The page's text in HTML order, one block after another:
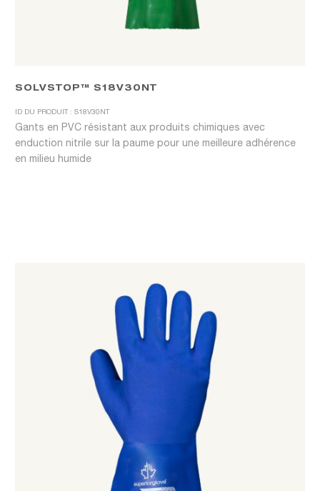
SOLVSTOP™ S18V30NT
ID DU PRODUIT : S18V30NT
Gants en PVC résistant aux produits chimiques avec
enduction nitrile sur la paume pour une meilleure adhérence
en milieu humide